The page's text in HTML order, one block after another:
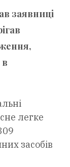
заявниці
легке
засобів